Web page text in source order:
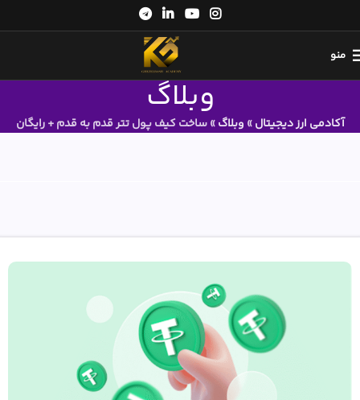
منو
وبلاگ
آکادمی ارز دیجیتال» وبلاگ»ساخت کیف پول تتر قدم به قدم + رایگان